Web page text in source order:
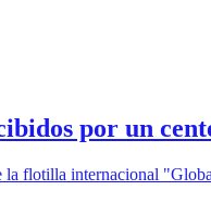
por un
la flotilla internacional